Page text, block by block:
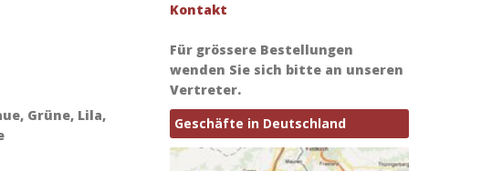
Grüne, Lila,
Kontakt
Für grössere Bestellungen
wenden Sie sich bitte an unseren
Vertreter.
Geschäfte in Deutschland